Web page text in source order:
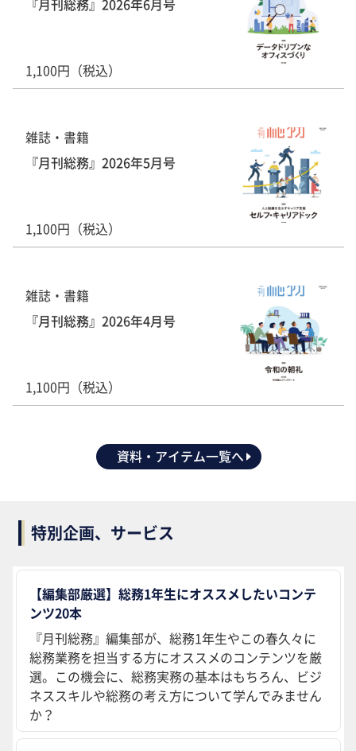
『月刊総務』2026年6月号
1,100円（税込）
雑誌・書籍
『月刊総務』2026年5月号
1,100円（税込）
雑誌・書籍
『月刊総務』2026年4月号
1,100円（税込）
資料・アイテム一覧へ
特別企画、サービス
【編集部厳選】総務1年生にオススメしたいコンテ
ンツ20本
『月刊総務』編集部が、総務1年生やこの春久々に
総務業務を担当する方にオススメのコンテンツを厳
選。この機会に、総務実務の基本はもちろん、ビジ
ネススキルや総務の考え方について学んでみません
か？